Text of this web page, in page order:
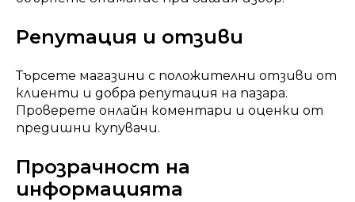
Репутация и отзиви
Търсете магазини с положителни отзиви от
клиенти и добра репутация на пазара.
Проверете онлайн коментари и оценки от
предишни купувачи.
Прозрачност на
информацията